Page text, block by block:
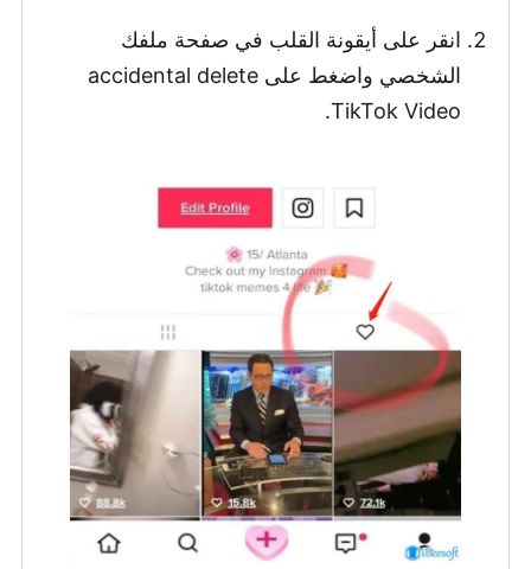
انقر على أيقونة القلب في صفحة ملفك
الشخصي واضغط على accidental delete
TikTok Video.